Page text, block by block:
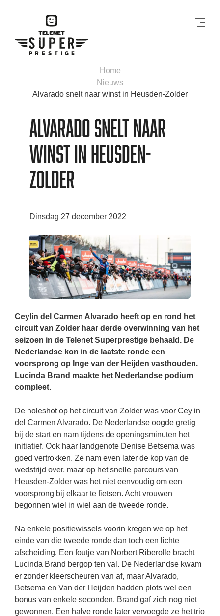
Home
Nieuws
Alvarado snelt naar winst in Heusden-Zolder
Alvarado snelt naar
winst in Heusden-
Zolder
Dinsdag 27 december 2022
Ceylin del Carmen Alvarado heeft op en rond het
circuit van Zolder haar derde overwinning van het
seizoen in de Telenet Superprestige behaald. De
Nederlandse kon in de laatste ronde een
voorsprong op Inge van der Heijden vasthouden.
Lucinda Brand maakte het Nederlandse podium
compleet.
De holeshot op het circuit van Zolder was voor Ceylin
del Carmen Alvarado. De Nederlandse oogde gretig
bij de start en nam tijdens de openingsminuten het
initiatief. Ook haar landgenote Denise Betsema was
goed vertrokken. Ze nam even later de kop van de
wedstrijd over, maar op het snelle parcours van
Heusden-Zolder was het niet eenvoudig om een
voorsprong bij elkaar te fietsen. Acht vrouwen
begonnen wiel in wiel aan de tweede ronde.
Na enkele positiewissels voorin kregen we op het
einde van die tweede ronde dan toch een lichte
afscheiding. Een foutje van Norbert Riberolle bracht
Lucinda Brand bergop ten val. De Nederlandse kwam
er zonder kleerscheuren van af, maar Alvarado,
Betsema en Van der Heijden hadden plots wel een
bonus van enkele seconden. Brand gaf zich nog niet
gewonnen. Een halve ronde later vervoegde ze het trio